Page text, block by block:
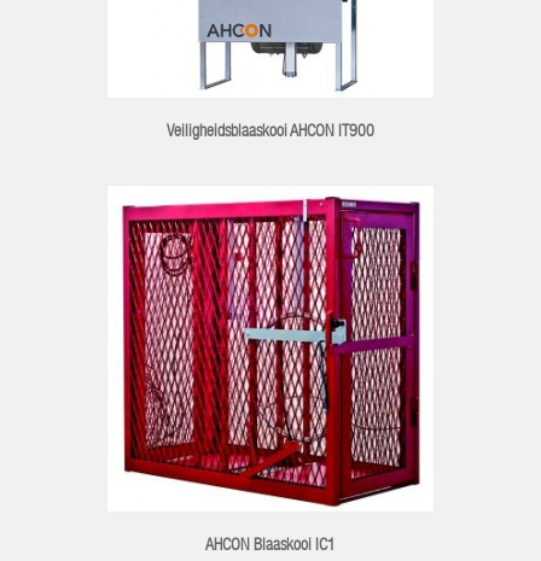
Veiligheidsblaaskooi AHCON IT900
AHCON Blaaskooi IC1